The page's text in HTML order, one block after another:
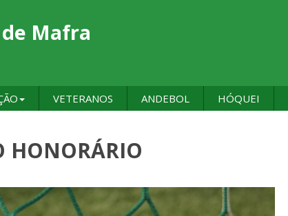
Mafra
VETERANOS ANDEBOL HÓQUEI
HONORÁRIO